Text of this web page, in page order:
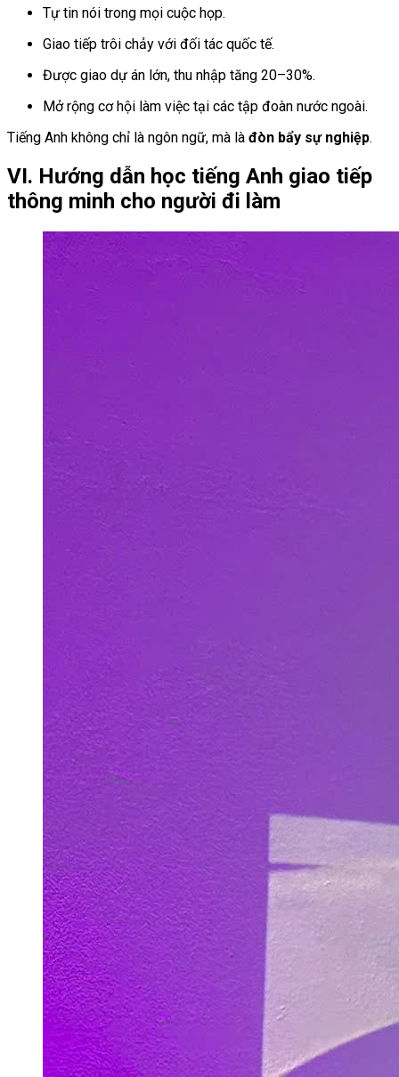
Tự tin nói trong mọi cuộc họp.
Giao tiếp trôi chảy với đối tác quốc tế.
Được giao dự án lớn, thu nhập tăng 20–30%.
Mở rộng cơ hội làm việc tại các tập đoàn nước ngoài.
Tiếng Anh không chỉ là ngôn ngữ, mà là đòn bẩy sự nghiệp.
VI. Hướng dẫn học tiếng Anh giao tiếp
thông minh cho người đi làm